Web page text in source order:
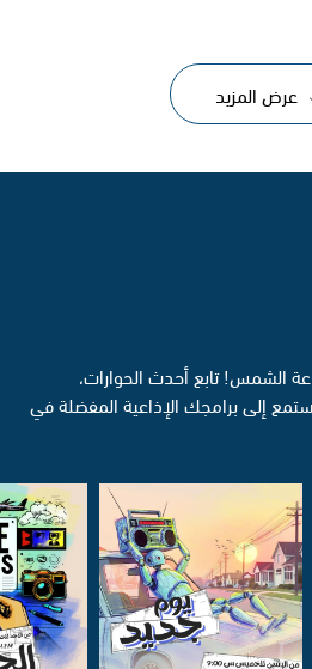
عرض المزيد
الشمس! تابع أحدث الحوارات،
إلى برامجك الإذاعية المفضلة في